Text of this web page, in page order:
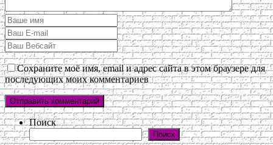
Сохраните моё имя, email и адрес сайта в этом браузере для
последующих моих комментариев
Поиск
Поиск